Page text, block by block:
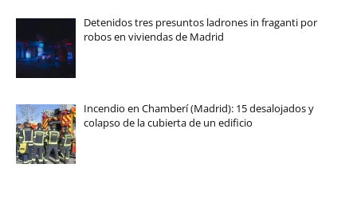
Detenidos tres presuntos ladrones in fraganti por
robos en viviendas de Madrid
Incendio en Chamberí (Madrid): 15 desalojados y
colapso de la cubierta de un edificio